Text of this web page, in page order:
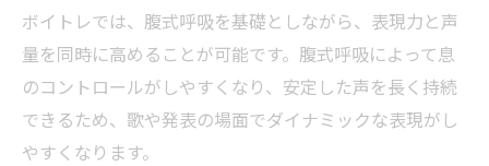
ボイトレでは、腹式呼吸を基礎としながら、表現力と声
量を同時に高めることが可能です。腹式呼吸によって息
のコントロールがしやすくなり、安定した声を長く持続
できるため、歌や発表の場面でダイナミックな表現がし
やすくなります。